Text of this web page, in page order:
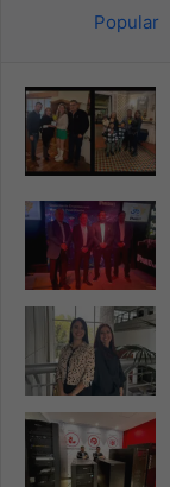
Popular